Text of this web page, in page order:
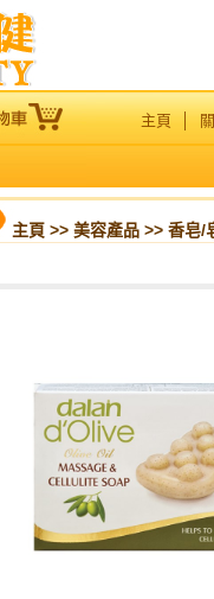
主頁│
主頁 >> 美容產品 >> 香皂/